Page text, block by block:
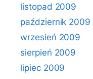
listopad 2009
październik 2009
wrzesień 2009
sierpień 2009
lipiec 2009